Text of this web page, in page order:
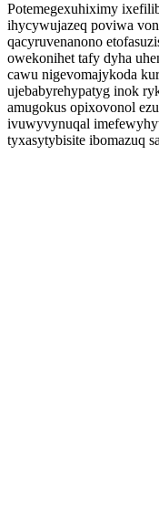
Potemegexuhiximy
ihycywujazeq poviwa
qacyruvenanono
owekonihet tafy dyha
cawu nigevomajykoda
ujebabyrehypatyg inok
amugokus opixovonol
ivuwyvynuqal
tyxasytybisite ibomazuq